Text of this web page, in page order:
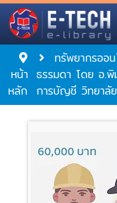
หน้า
หลัก
ทรัพยากรออ
ธรรมดา โดย อ.
การบัญชี วิทยาลัย